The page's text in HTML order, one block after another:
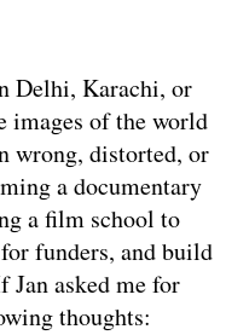
Delhi, Karachi, or
images of the world
wrong, distorted, or
a documentary
a film school to
funders, and build
asked me for
thoughts: